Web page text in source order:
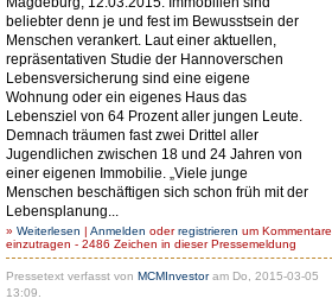
beliebter denn je und fest im Bewusstsein der
Menschen verankert. Laut einer aktuellen,
repräsentativen Studie der Hannoverschen
Lebensversicherung sind eine eigene
Wohnung oder ein eigenes Haus das
Lebensziel von 64 Prozent aller jungen Leute.
Demnach träumen fast zwei Drittel aller
Jugendlichen zwischen 18 und 24 Jahren von
einer eigenen Immobilie. „Viele junge
Menschen beschäftigen sich schon früh mit der
Lebensplanung...
» Weiterlesen | Anmelden oderregistrieren um Kommentare
einzutragen - 2486 Zeichen in dieser Pressemeldung
Pressetext verfasst von MCMInvestoram Do, 2015-03-05
13:09.